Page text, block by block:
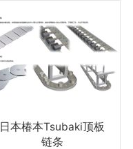
日本椿本Tsubaki顶板
链条